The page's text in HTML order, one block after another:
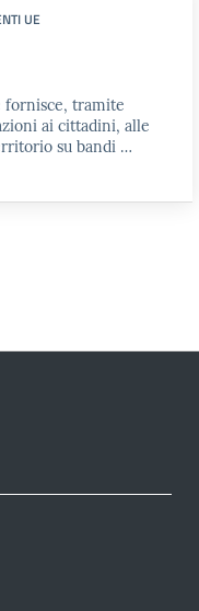
UE
fornisce, tramite
ai cittadini, alle
su bandi …